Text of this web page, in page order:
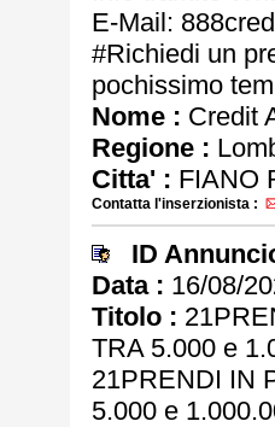
E-Mail:
#Richiedi un
pochissimo
Nome : Credit
Regione :
Citta' : FIANO
Contatta l'inserzionista :
ID
Data : 16/08/
Titolo :
TRA 5.000 e
21PRENDI IN
5.000 e